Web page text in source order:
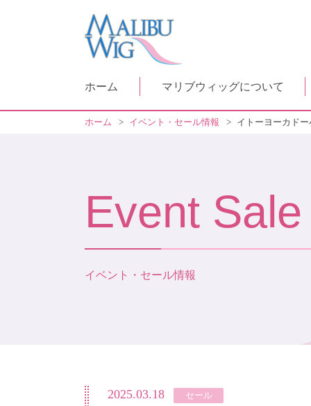
ホーム マリブウィッグについて
ホーム > イベント・セール情報 > イトーヨーカド
Event Sale
イベント・セール情報
2025.03.18 セール